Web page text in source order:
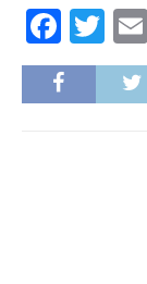
F
a
c
T
w
it